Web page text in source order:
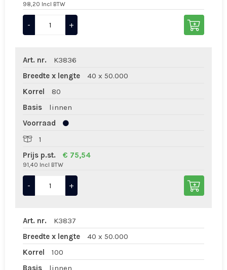
98,20 Incl BTW
- +
Art. nr.
K3836
Breedte x lengte
40 x 50.000
Korrel
80
Basis
linnen
Voorraad
1
Prijs p.st.
€ 75,54
91,40 Incl BTW
- +
Art. nr.
K3837
Breedte x lengte
40 x 50.000
Korrel
100
Basis
linnen